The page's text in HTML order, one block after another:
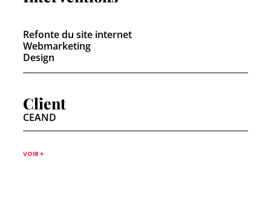
Refonte du site internet
Webmarketing
Design
Client
CEAND
VOIR +